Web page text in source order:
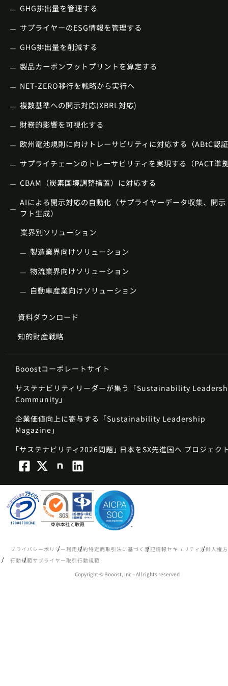
GHG排出量を管理する
サプライヤーのESG情報を管理する
GHG排出量を削減する
製品カーボンフットプリントを算定する
NET-ZERO移行を戦略から実行へ
複数基準への開示対応(XBRL対応)
財務的影響を可視化する
欧州電池規則に向けトレーサビリティに対応する（ABtC認
サプライチェーンのトレーサビリティを実現する（PACT準
CBAM（炭素国境調整措置）に対応する
AIによる開示対応の自動化（サプライヤーデータ収集、開示
フト生成）
業界別ソリューション
製造業界向けソリューション
物流業界向けソリューション
自動車産業向けソリューション
資料ダウンロード
知的財産戦略
Booostコーポレートサイト
サステナビリティリーダーが集う「Sustainability
Community」
企業価値向上に寄与する「Sustainability Leadership
Magazine」
｢サステナビリティ2026問題｣ 日本をSX先進国へ プロジェク
プライバシーポリシー利用規約特定商取引法に基づく表記情報セキュリティ方針 人権
行動規範サプライヤー取引行動規範
Copyright © Booost, Inc – All rights reserved